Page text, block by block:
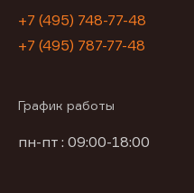
+7 (495) 748-77-48
+7 (495) 787-77-48
График работы
пн-пт : 09:00-18:00